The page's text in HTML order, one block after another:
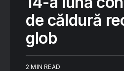
de căldură
glob
2 MIN READ